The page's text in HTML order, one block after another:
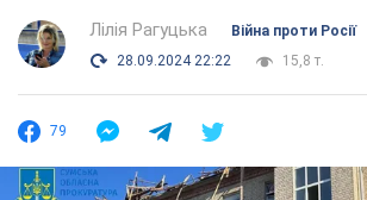
Лілія Рагуцька
Війна проти Росії
28.09.2024 22:22
15,8 т.
79